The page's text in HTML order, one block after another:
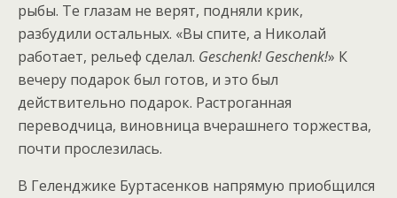
рыбы. Те глазам не верят, подняли крик,
разбудили остальных. «Вы спите, а Николай
работает, рельеф сделал. Geschenk! Geschenk!» К
вечеру подарок был готов, и это был
действительно подарок. Растроганная
переводчица, виновница вчерашнего торжества,
почти прослезилась.
В Геленджике Буртасенков напрямую приобщился